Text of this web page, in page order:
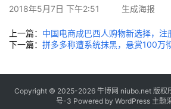
2018年5月7日 下午2:51 生成海报
上一篇： 中国电商成巴西人购物新选择，
下一篇： 拼多多称遭系统抹黑，悬赏100万
Copyright © 2025-2026 牛博网 niubo.net 版权
号-3 Powered by WordPress 主题